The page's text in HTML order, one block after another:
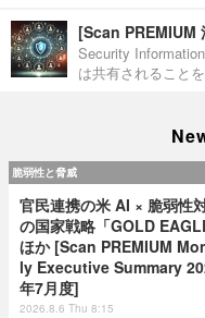
[Scan PREMIUM
Security
は共有されることを
脆弱性と脅威
官民連携の米 AI × 脆弱性
の国家戦略「GOLD
ほか [Scan PREMIUM
ly Executive Summary
年7月度]
2026.8.6 Thu 8:15